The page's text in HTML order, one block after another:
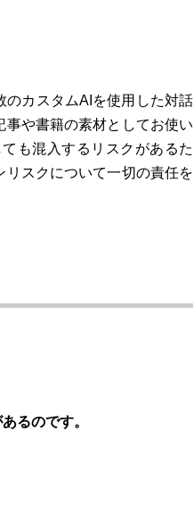
のカスタムAIを使用した対話
や書籍の素材としてお使い
も混入するリスクがあるた
スクについて一切の責任を
るのです。